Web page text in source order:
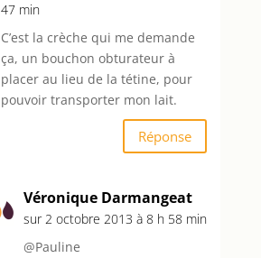
47 min
C’est la crèche qui me demande
ça, un bouchon obturateur à
placer au lieu de la tétine, pour
pouvoir transporter mon lait.
Réponse
Véronique Darmangeat
sur 2 octobre 2013 à 8 h 58 min
@Pauline